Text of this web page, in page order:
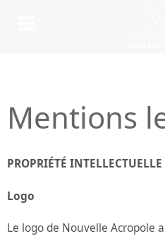
Mentions
PROPRIÉTÉ INTELLECTUELLE
Logo
Le logo de Nouvelle Acropole